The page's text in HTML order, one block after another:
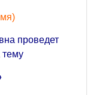
проведет
тему